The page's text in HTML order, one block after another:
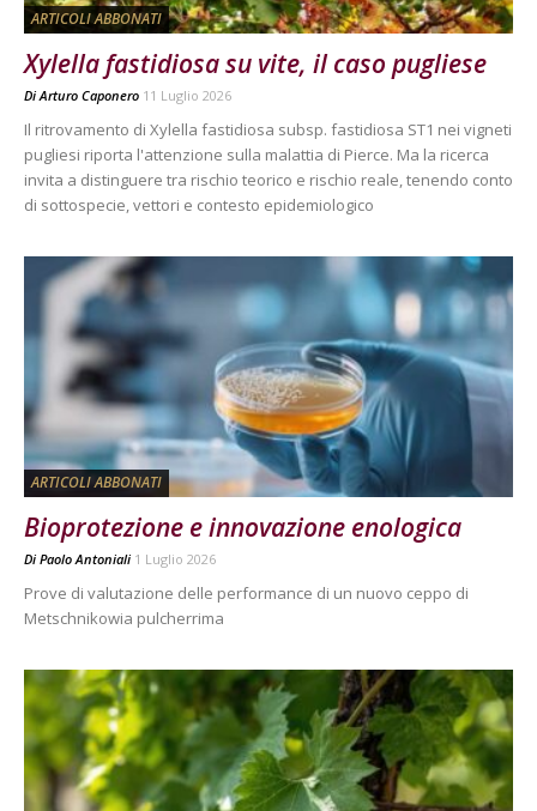
ARTICOLI ABBONATI
Xylella fastidiosa su vite, il caso pugliese
Di Arturo Caponero 11 Luglio 2026
Il ritrovamento di Xylella fastidiosa subsp. fastidiosa ST1 nei vigneti
pugliesi riporta l'attenzione sulla malattia di Pierce. Ma la ricerca
invita a distinguere tra rischio teorico e rischio reale, tenendo conto
di sottospecie, vettori e contesto epidemiologico
ARTICOLI ABBONATI
Bioprotezione e innovazione enologica
Di Paolo Antoniali 1 Luglio 2026
Prove di valutazione delle performance di un nuovo ceppo di
Metschnikowia pulcherrima